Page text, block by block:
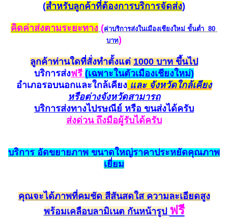
(สำหรับลูกค้าที่ต้องการบริการจัดส่ง)
คิดค่าส่งตามระยะทาง (ค่าบริการส่งในเมืองเชียงใหม่ ขั้นต่ำ 80
บาท)
ลูกค้าท่านใดที่สั่งทำตั้งแต่ 1000 บาท ขึ้นไป
บริการส่งฟรี (เฉพาะในตัวเมืองเชียงใหม่)
อำเภอรอบนอกและใกล้เคียง และ จังหวัดใกล้เคียง
หรือต่างจังหวัดสามารถ
บริการส่งทางไปรษณีย์ หรือ ขนส่งได้ครับ
ส่งด่วน ถึงมือผู้รับได้ครับ
บริการ อัดขยายภาพ ขนาดใหญ่ราคาประหยัดคุณภาพ
เยี่ยม
คุณจะได้ภาพที่คมชัด สีสันสดใส ความละเอียดสูง
พร้อมเคลือบลามิเนต กันหน้ารูป ฟรี